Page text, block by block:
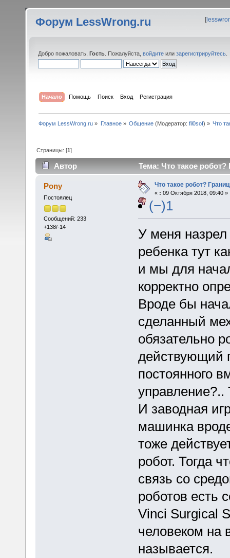
Форум LessWrong.ru [
Добро пожаловать, Гость . Пожалуйста, войдите или зарегистрируйтесь
Начало Помощь Поиск Вход Регистрация
Форум LessWrong.ru » Главное» Общение(Модератор: fil0sof) » Что
Страницы: [1]
Автор Тема: Что такое
Pony
Постоялец
Сообщений: 233
+138/-14
Что такое робот?
« : 09 Октября 2018, 09:40 »
(−)1
У меня назрел
ребенка тут
и мы для
корректно
Вроде бы
сделанный
обязательно
действующий
постоянного
управление?..
И заводная
машинка
тоже
робот. Тогда
связь со
роботов есть
Vinci Surgical
человеком на
называется.